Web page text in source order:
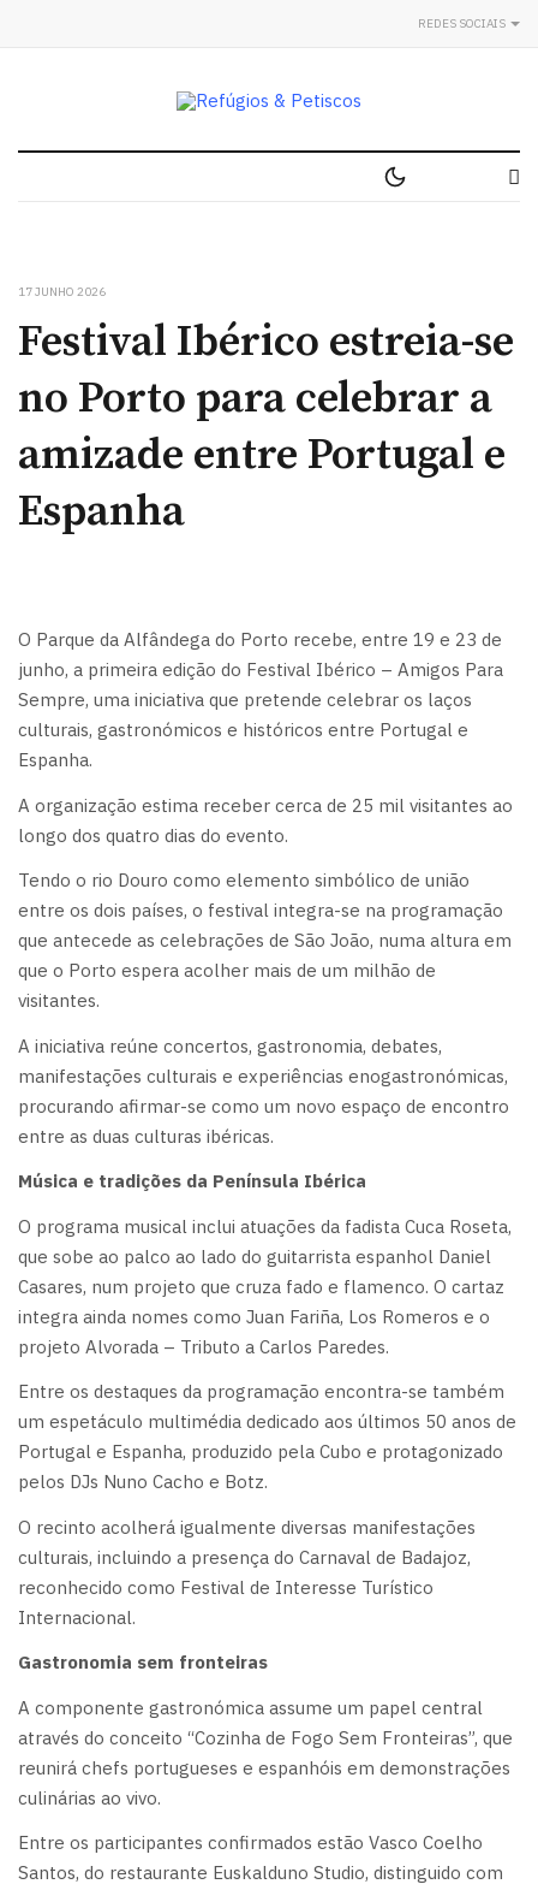
REDES SOCIAIS
17 JUNHO 2026
Festival Ibérico estreia-se
no Porto para celebrar a
amizade entre Portugal e
Espanha
O Parque da Alfândega do Porto recebe, entre 19 e 23 de
junho, a primeira edição do Festival Ibérico – Amigos Para
Sempre, uma iniciativa que pretende celebrar os laços
culturais, gastronómicos e históricos entre Portugal e
Espanha.
A organização estima receber cerca de 25 mil visitantes ao
longo dos quatro dias do evento.
Tendo o rio Douro como elemento simbólico de união
entre os dois países, o festival integra-se na programação
que antecede as celebrações de São João, numa altura em
que o Porto espera acolher mais de um milhão de
visitantes.
A iniciativa reúne concertos, gastronomia, debates,
manifestações culturais e experiências enogastronómicas,
procurando afirmar-se como um novo espaço de encontro
entre as duas culturas ibéricas.
Música e tradições da Península Ibérica
O programa musical inclui atuações da fadista Cuca Roseta,
que sobe ao palco ao lado do guitarrista espanhol Daniel
Casares, num projeto que cruza fado e flamenco. O cartaz
integra ainda nomes como Juan Fariña, Los Romeros e o
projeto Alvorada – Tributo a Carlos Paredes.
Entre os destaques da programação encontra-se também
um espetáculo multimédia dedicado aos últimos 50 anos de
Portugal e Espanha, produzido pela Cubo e protagonizado
pelos DJs Nuno Cacho e Botz.
O recinto acolherá igualmente diversas manifestações
culturais, incluindo a presença do Carnaval de Badajoz,
reconhecido como Festival de Interesse Turístico
Internacional.
Gastronomia sem fronteiras
A componente gastronómica assume um papel central
através do conceito “Cozinha de Fogo Sem Fronteiras”, que
reunirá chefs portugueses e espanhóis em demonstrações
culinárias ao vivo.
Entre os participantes confirmados estão Vasco Coelho
Santos, do restaurante Euskalduno Studio, distinguido com